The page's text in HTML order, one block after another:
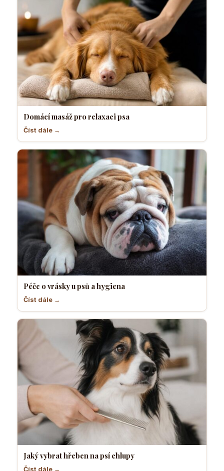
Domácí masáž pro relaxaci psa
Číst dále →
Péče o vrásky u psů a hygiena
Číst dále →
Jaký vybrat hřeben na psí chlupy
Číst dále →